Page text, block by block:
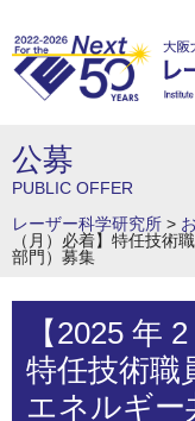
公募
PUBLIC OFFER
レーザー科学研究所 >
（月）必着】特任技術
部門）募集
【2025 年
特任技術職
エネルギー